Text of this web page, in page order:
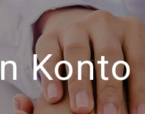
Konto